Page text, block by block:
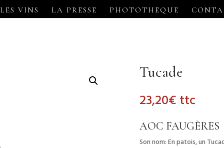
LES VINS LA PRESSE PHOTOTHEQUE
Tucade
23,20€ ttc
AOC FAUGÈRES
Son nom: En patois, un